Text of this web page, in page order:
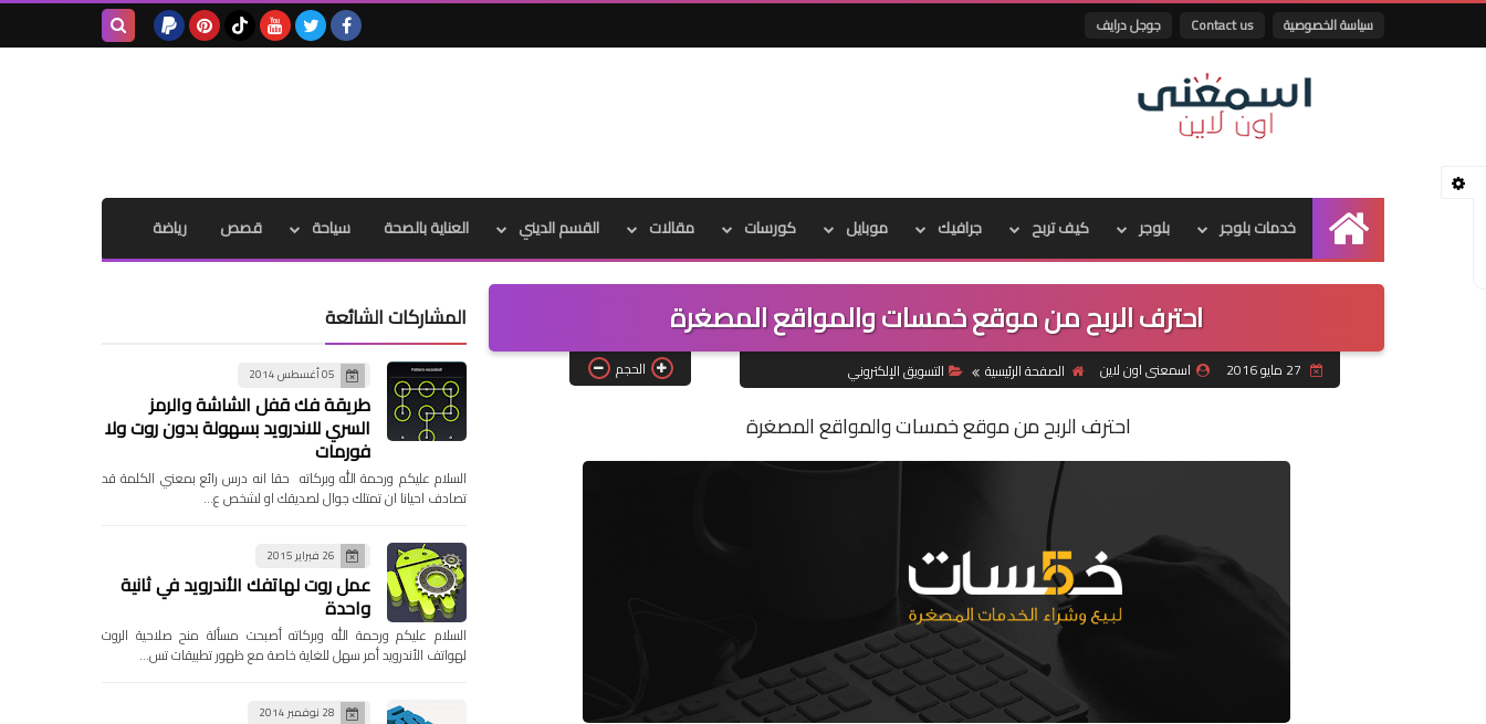
سياسة الخصوصية Contact us جوجل درايف
الرئيسية
خدمات بلوجر بلوجر كيف تربح جرافيك موبايل كورسات مقالات القسم الديني العناية بالصحة سياحة قصص رياضة
احترف الربح من موقع خمسات والمواقع المصغرة
اسمعنى اون لاين الصفحة الرئيسية التسويق الإلكتروني الحجم
احترف الربح من موقع خمسات والمواقع المصغرة
المشاركات الشائعة
05 أغسطس 2014
طريقة فك قفل الشاشة والرمز
السري للاندرويد بسهولة بدون روت ولا
فورمات
السلام عليكم ورحمة الله وبركاته حقا انه درس رائع بمعني الكلمة قد
تصادف احيانا ان تمتلك جوال لصديقك او لشخص ع…
26 فبراير 2015
عمل روت لهاتفك الأندرويد في ثانية
واحدة
السلام عليكم ورحمة الله وبركاته أصبحت مسألة منح صلاحية الروت
لهواتف الأندرويد أمر سهل للغاية خاصة مع ظهور تطبيقات تس…
28 نوفمبر 2014